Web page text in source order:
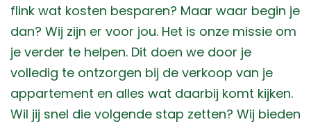
flink wat kosten besparen? Maar waar begin je
dan? Wij zijn er voor jou. Het is onze missie om
je verder te helpen. Dit doen we door je
volledig te ontzorgen bij de verkoop van je
appartement en alles wat daarbij komt kijken.
Wil jij snel die volgende stap zetten? Wij bieden